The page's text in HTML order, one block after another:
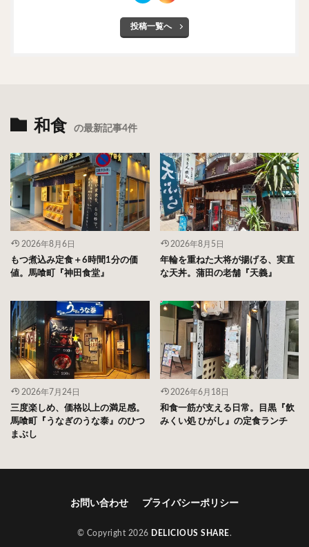
投稿一覧へ
和食 の最新記事4件
2026年8月6日
もつ煮込み定食＋6時間1分の価
値。馬喰町『神田食堂』
2026年8月5日
年輪を重ねた大将が揚げる、実直
な天丼。蒲田の老舗『天義』
2026年7月24日
三度楽しめ、価格以上の満足感。
馬喰町『うなぎのうな泰』のひつ
まぶし
2026年6月18日
和食一筋が支える日常。目黒『飲
みくい処 ひがし』の定食ランチ
お問い合わせ プライバシーポリシー
© Copyright 2026 DELICIOUS SHARE.